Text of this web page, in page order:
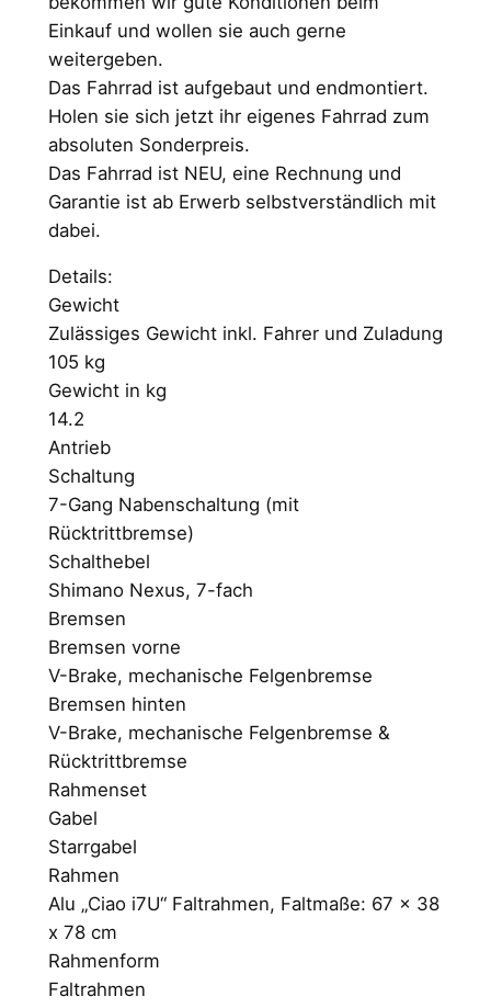
P
r
e
i
s
:
9
,
0
0
€
i
s
t
:
6
0
.
Einkauf und wollen sie auch gerne
weitergeben.
Das Fahrrad ist aufgebaut und endmontiert.
Holen sie sich jetzt ihr eigenes Fahrrad zum
absoluten Sonderpreis.
Das Fahrrad ist NEU, eine Rechnung und
Garantie ist ab Erwerb selbstverständlich mit
dabei.
Details:
Gewicht
Zulässiges Gewicht inkl. Fahrer und Zuladung
105 kg
Gewicht in kg
14.2
Antrieb
Schaltung
7-Gang Nabenschaltung (mit
Rücktrittbremse)
Schalthebel
Shimano Nexus, 7-fach
Bremsen
Bremsen vorne
V-Brake, mechanische Felgenbremse
Bremsen hinten
V-Brake, mechanische Felgenbremse &
Rücktrittbremse
Rahmenset
Gabel
Starrgabel
Rahmen
Alu „Ciao i7U“ Faltrahmen, Faltmaße: 67 x 38
x 78 cm
Rahmenform
Faltrahmen